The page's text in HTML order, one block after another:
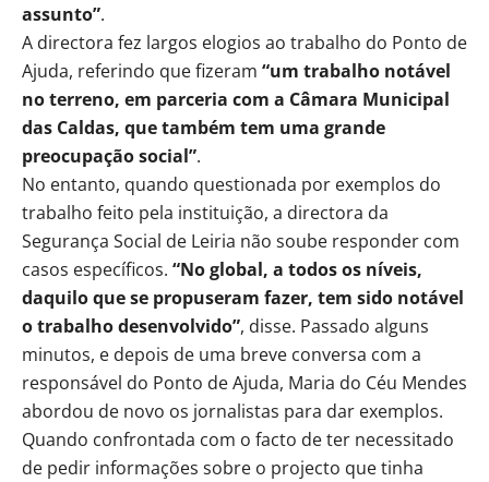
assunto”.
A directora fez largos elogios ao trabalho do Ponto de
Ajuda, referindo que fizeram “um trabalho notável
no terreno, em parceria com a Câmara Municipal
das Caldas, que também tem uma grande
preocupação social”.
No entanto, quando questionada por exemplos do
trabalho feito pela instituição, a directora da
Segurança Social de Leiria não soube responder com
casos específicos. “No global, a todos os níveis,
daquilo que se propuseram fazer, tem sido notável
o trabalho desenvolvido”, disse. Passado alguns
minutos, e depois de uma breve conversa com a
responsável do Ponto de Ajuda, Maria do Céu Mendes
abordou de novo os jornalistas para dar exemplos.
Quando confrontada com o facto de ter necessitado
de pedir informações sobre o projecto que tinha